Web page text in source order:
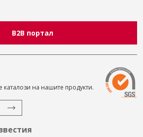
B2B портал
каталози на нашите продукти.